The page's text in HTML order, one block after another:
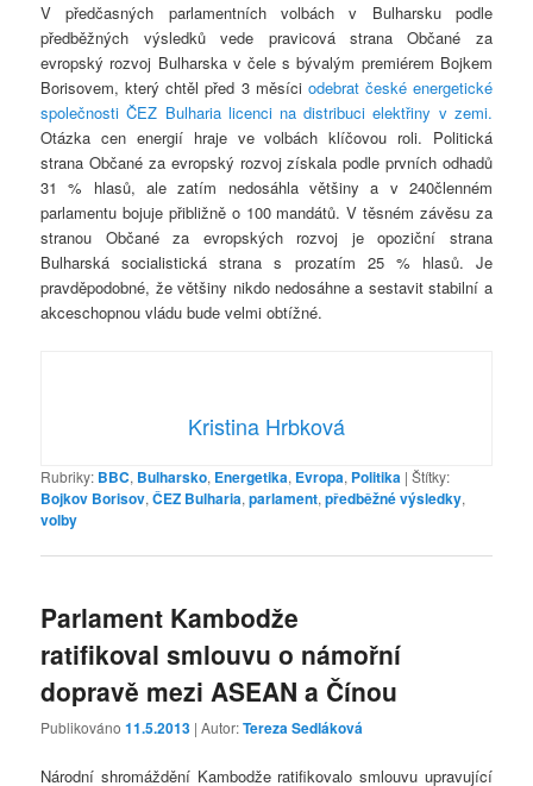
V předčasných parlamentních volbách v Bulharsku podle
předběžných výsledků vede pravicová strana Občané za
evropský rozvoj Bulharska v čele s bývalým premiérem Bojkem
Borisovem, který chtěl před 3 měsíci odebrat české energetické
společnosti ČEZ Bulharia licenci na distribuci elektřiny v zemi.
Otázka cen energií hraje ve volbách klíčovou roli. Politická
strana Občané za evropský rozvoj získala podle prvních odhadů
31 % hlasů, ale zatím nedosáhla většiny a v 240členném
parlamentu bojuje přibližně o 100 mandátů. V těsném závěsu za
stranou Občané za evropských rozvoj je opoziční strana
Bulharská socialistická strana s prozatím 25 % hlasů. Je
pravděpodobné, že většiny nikdo nedosáhne a sestavit stabilní a
akceschopnou vládu bude velmi obtížné.
Kristina Hrbková
Rubriky: BBC, Bulharsko, Energetika, Evropa, Politika |Štítky:
Bojkov Borisov,ČEZ Bulharia,parlament,předběžné výsledky,
volby
Parlament Kambodže
ratifikoval smlouvu o námořní
dopravě mezi ASEAN a Čínou
Publikováno11.5.2013 | Autor:Tereza Sedláková
Národní shromáždění Kambodže ratifikovalo smlouvu upravující